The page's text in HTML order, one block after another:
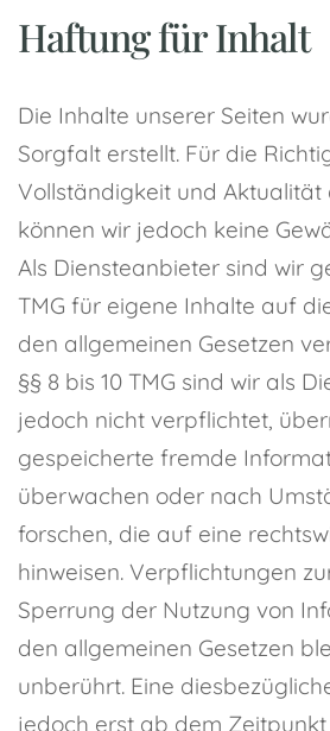
Haftung für Inhalt
Die Inhalte unserer Seiten
Sorgfalt erstellt. Für die
Vollständigkeit und Aktualität
können wir jedoch keine
Als Diensteanbieter sind wir
TMG für eigene Inhalte auf
den allgemeinen Gesetzen
§§ 8 bis 10 TMG sind wir als
jedoch nicht verpflichtet,
gespeicherte fremde
überwachen oder nach
forschen, die auf eine
hinweisen. Verpflichtungen
Sperrung der Nutzung von
den allgemeinen Gesetzen
unberührt. Eine
jedoch erst ab dem